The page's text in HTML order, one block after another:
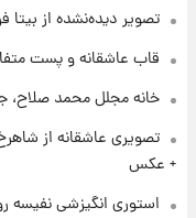
تصویر دیده‌نشده از
قاب عاشقانه و پست
خانه مجلل محمد صلاح،
تصویری عاشقانه از
+ عکس
استوری انگیزشی